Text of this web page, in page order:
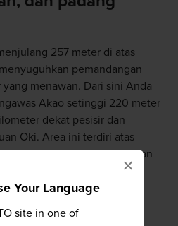
Your Language
site in one of
×
257 meter di atas
pemandangan
menawan. Dari sini Anda
Akao setinggi 220 meter
dekat pesisir dan
Oki. Area ini terdiri atas
dan sapi merumput dengan
tidak biasa di Jepang.